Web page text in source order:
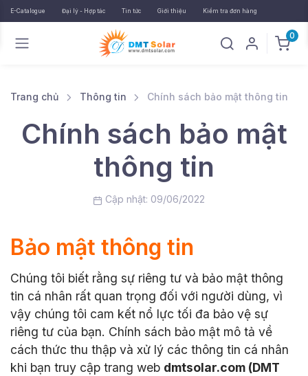
E-Catalogue Đại lý - Hợp tác Tin tức Giới thiệu Kiểm tra đơn hàng
0
Trang chủ Thông tin Chính sách bảo mật thông tin
Chính sách bảo mật
thông tin
Cập nhật: 09/06/2022
Bảo mật thông tin
Chúng tôi biết rằng sự riêng tư và bảo mật thông
tin cá nhân rất quan trọng đối với người dùng, vì
vậy chúng tôi cam kết nổ lực tối đa bảo vệ sự
riêng tư của bạn. Chính sách bảo mật mô tả về
cách thức thu thập và xử lý các thông tin cá nhân
khi bạn truy cập trang web dmtsolar.com (DMT